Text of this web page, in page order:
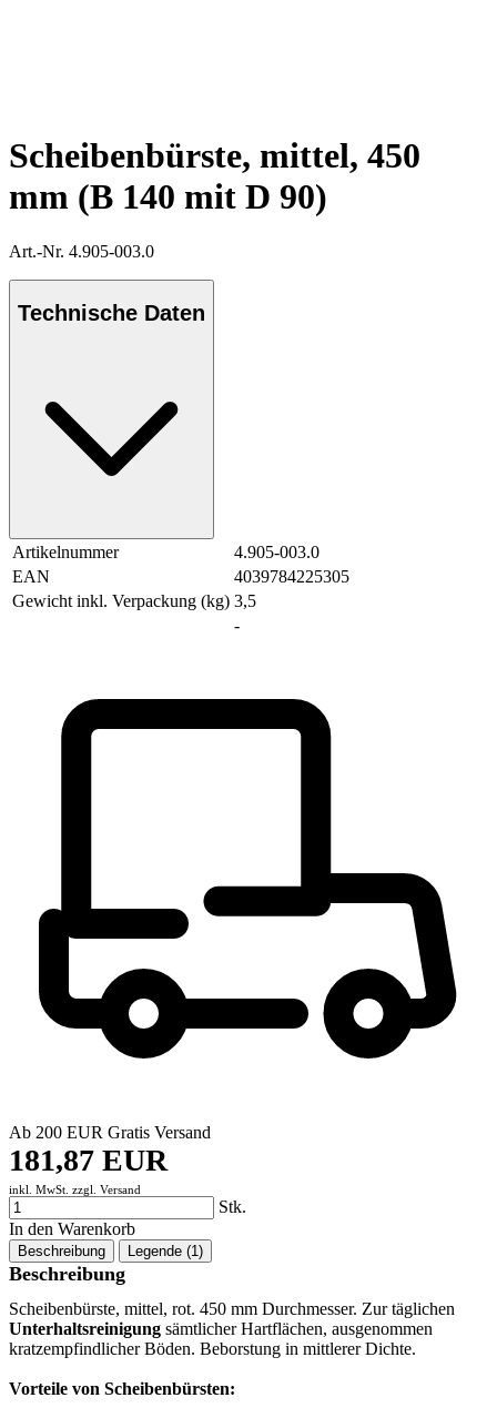
Scheibenbürste, mittel, 450
mm (B 140 mit D 90)
Art.-Nr. 4.905-003.0
Technische Daten
Artikelnummer
4.905-003.0
EAN
4039784225305
Gewicht inkl. Verpackung (kg) 3,5
-
Ab 200 EUR Gratis Versand
181,87 EUR
inkl. MwSt. zzgl. Versand
Stk.
In den Warenkorb
Beschreibung Legende (1)
Beschreibung
Scheibenbürste, mittel, rot. 450 mm Durchmesser. Zur täglichen
Unterhaltsreinigung sämtlicher Hartflächen, ausgenommen
kratzempfindlicher Böden. Beborstung in mittlerer Dichte.
Vorteile von Scheibenbürsten: